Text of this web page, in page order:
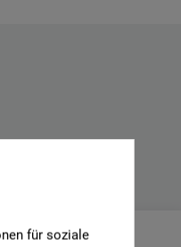
für soziale